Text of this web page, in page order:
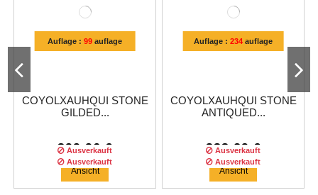
Auflage : 99auflage
COYOLXAUHQUI STONE
GILDED...
399,96 €
Ausverkauft
Ansicht
Auflage : 234auflage
COYOLXAUHQUI STONE
ANTIQUED...
333,29 €
Ausverkauft
Ansicht
Ausverkauft Ausverkauft
Ausverkauft